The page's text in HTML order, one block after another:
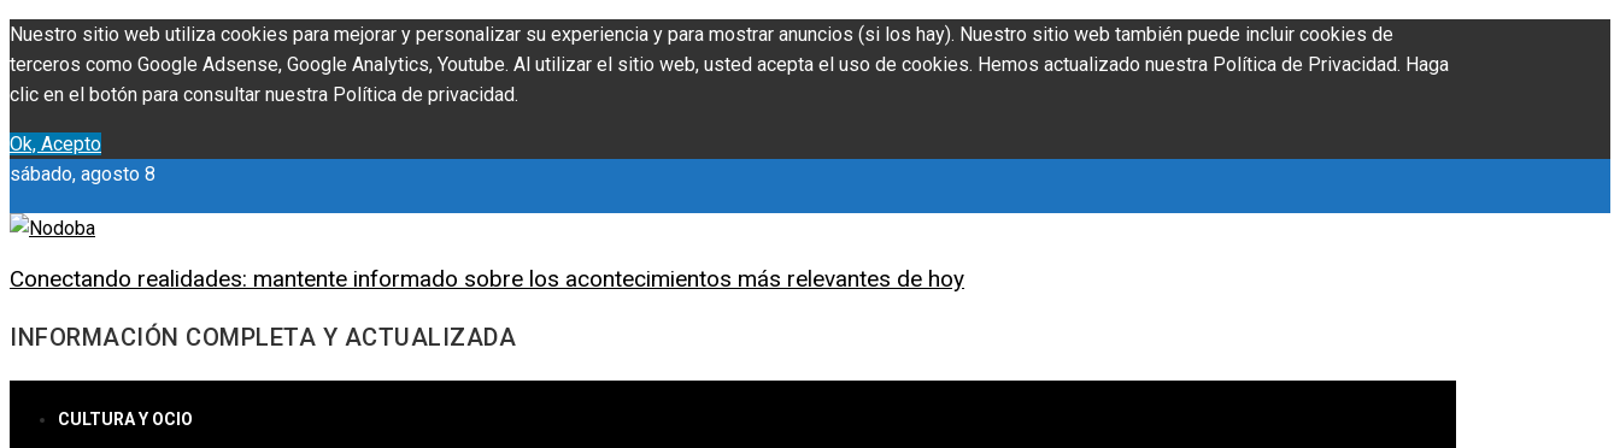
Nuestro sitio web utiliza cookies para mejorar y personalizar su experiencia y para mostrar anuncios (si los hay). Nuestro sitio web también puede incluir cookies de
terceros como Google Adsense, Google Analytics, Youtube. Al utilizar el sitio web, usted acepta el uso de cookies. Hemos actualizado nuestra Política de Privacidad. Haga
clic en el botón para consultar nuestra Política de privacidad.
Ok, Acepto
sábado, agosto 8
Conectando realidades: mantente informado sobre los acontecimientos más relevantes de hoy
INFORMACIÓN COMPLETA Y ACTUALIZADA
CULTURA Y OCIO